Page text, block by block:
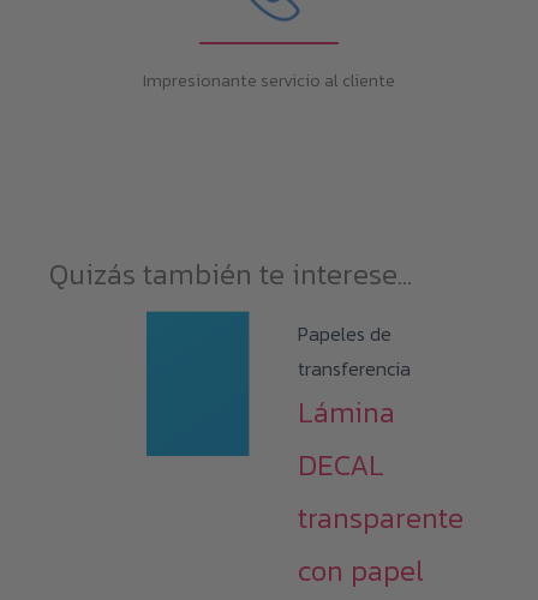
Impresionante servicio al cliente
Quizás también te interese...
Papeles de
transferencia
Lámina
DECAL
transparente
con papel